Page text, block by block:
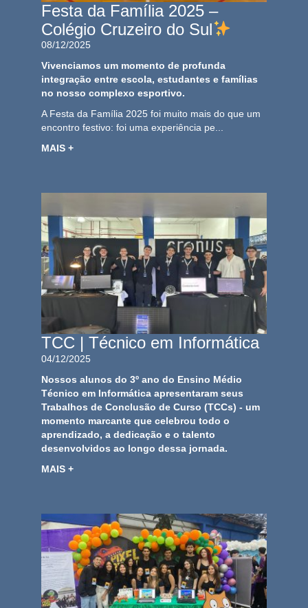
Festa da Família 2025 –
Colégio Cruzeiro do Sul
08/12/2025
Vivenciamos um momento de profunda
integração entre escola, estudantes e famílias
no nosso complexo esportivo.
A Festa da Família 2025 foi muito mais do que um
encontro festivo: foi uma experiência pe...
MAIS +
TCC | Técnico em Informática
04/12/2025
Nossos alunos do 3º ano do Ensino Médio
Técnico em Informática apresentaram seus
Trabalhos de Conclusão de Curso (TCCs) - um
momento marcante que celebrou todo o
aprendizado, a dedicação e o talento
desenvolvidos ao longo dessa jornada.
MAIS +